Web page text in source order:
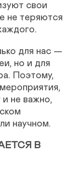
свои
не теряются
для нас —
но и для
Поэтому,
и не важно,
научном.
В